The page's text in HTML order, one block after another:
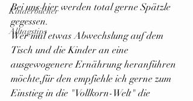
Kinderbücher
Alltagstips
Bei uns hier werden total gerne Spätzle
gegessen.
Wer mal etwas Abwechslung auf dem
Tisch und die Kinder an eine
ausgewogenere Ernährung heranführen
möchte,für den empfiehle ich gerne zum
Einstieg in die "Vollkorn-Welt" die